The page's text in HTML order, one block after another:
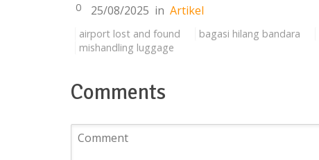
0 25/08/2025 in Artikel
airport lost and found bagasi hilang bandara
mishandling luggage
Comments